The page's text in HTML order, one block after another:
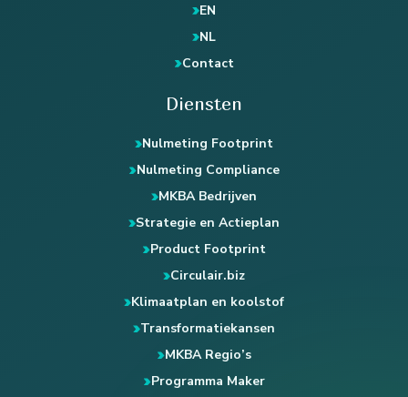
EN
NL
Contact
Diensten
Nulmeting Footprint
Nulmeting Compliance
MKBA Bedrijven
Strategie en Actieplan
Product Footprint
Circulair.biz
Klimaatplan en koolstof
Transformatiekansen
MKBA Regio’s
Programma Maker